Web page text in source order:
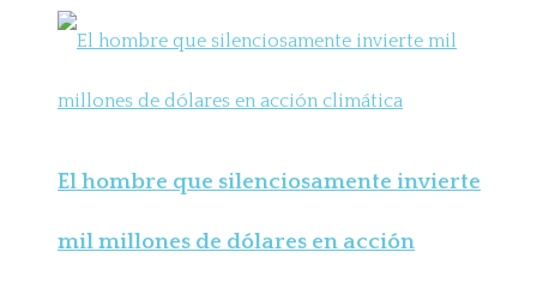
El hombre que silenciosamente invierte
mil millones de dólares en acción